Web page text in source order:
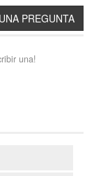
una!